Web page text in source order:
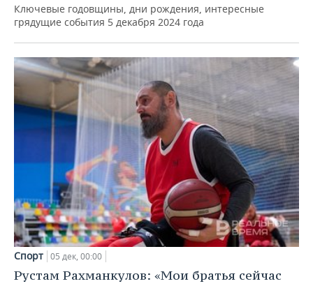
Ключевые годовщины, дни рождения, интересные
грядущие события 5 декабря 2024 года
Спорт 05 дек, 00:00
Рустам Рахманкулов: «Мои братья сейчас